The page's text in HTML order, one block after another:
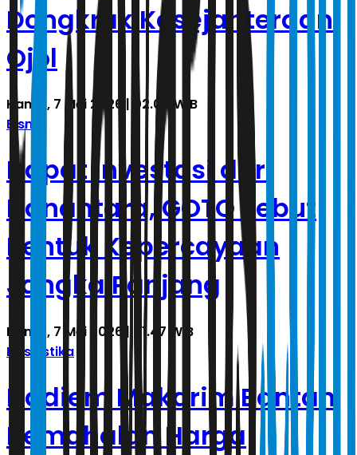
Dongkrak Kesejahteraan
Ojol
Kamis, 7 Mei 2026 | 02.00 WIB
Bisnis
Dapat Investasi dari
Danantara, GOTO sebut
Bentuk Kepercayaan
Jangka Panjang
Kamis, 7 Mei 2026 | 01.47 WIB
Kasuistika
Nadiem Makarim Bantah
Kemahalan Harga